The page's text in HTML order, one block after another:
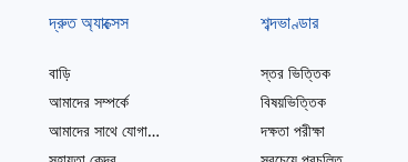
দ্রুত অ্যাক্সেস
বাড়ি
আমাদের সম্পর্কে
আমাদের সাথে যোগাযোগ করুন
শব্দভাণ্ডার
স্তর ভিত্তিক
বিষয়ভিত্তিক
দক্ষতা পরীক্ষা